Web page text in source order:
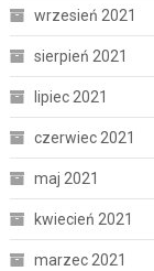
wrzesień 2021
sierpień 2021
lipiec 2021
czerwiec 2021
maj 2021
kwiecień 2021
marzec 2021